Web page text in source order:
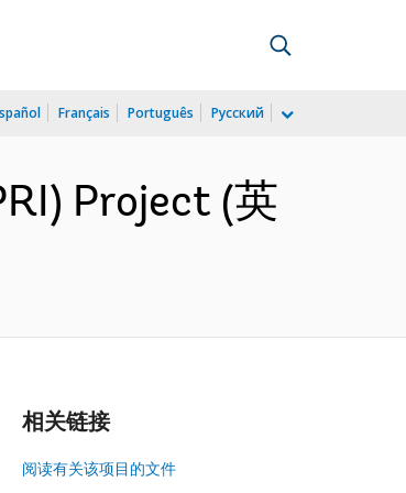
Français Português Русский
Project (英
相关链接
阅读有关该项目的文件